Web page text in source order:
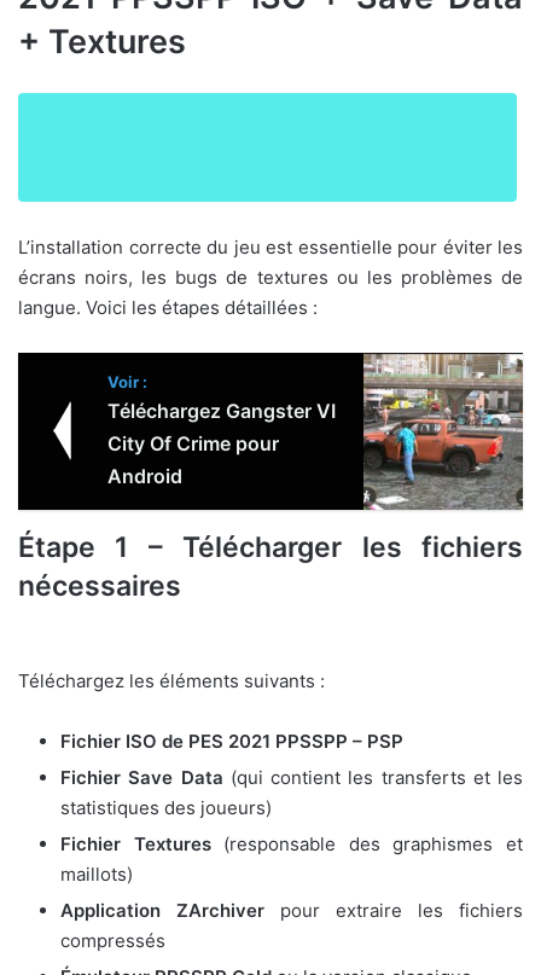
+ Textures
L’installation correcte du jeu est essentielle pour éviter les
écrans noirs, les bugs de textures ou les problèmes de
langue. Voici les étapes détaillées :
Voir :
Téléchargez Gangster VI
City Of Crime pour
Android
Étape 1 – Télécharger les fichiers
nécessaires
Téléchargez les éléments suivants :
Fichier ISO de PES 2021 PPSSPP – PSP
Fichier Save Data (qui contient les transferts et les
statistiques des joueurs)
Fichier Textures(responsable des graphismes et
maillots)
Application ZArchiver pour extraire les fichiers
compressés